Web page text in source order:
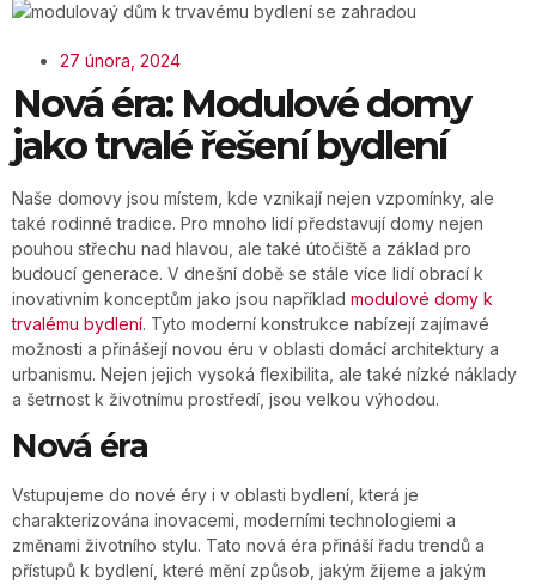
27 února, 2024
Nová éra: Modulové domy
jako trvalé řešení bydlení
Naše domovy jsou místem, kde vznikají nejen vzpomínky, ale
také rodinné tradice. Pro mnoho lidí představují domy nejen
pouhou střechu nad hlavou, ale také útočiště a základ pro
budoucí generace. V dnešní době se stále více lidí obrací k
inovativním konceptům jako jsou například modulové domy k
trvalému bydlení. Tyto moderní konstrukce nabízejí zajímavé
možnosti a přinášejí novou éru v oblasti domácí architektury a
urbanismu. Nejen jejich vysoká flexibilita, ale také nízké náklady
a šetrnost k životnímu prostředí, jsou velkou výhodou.
Nová éra
Vstupujeme do nové éry i v oblasti bydlení, která je
charakterizována inovacemi, moderními technologiemi a
změnami životního stylu. Tato nová éra přináší řadu trendů a
přístupů k bydlení, které mění způsob, jakým žijeme a jakým